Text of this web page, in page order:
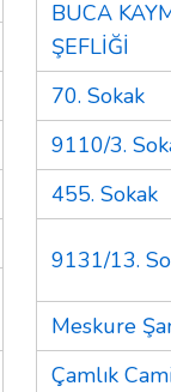
BUCA
ŞEFLİĞİ
70. Sokak
9110/3.
455. Sokak
9131/13.
Meskure
Çamlık